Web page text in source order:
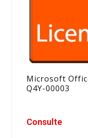
Microsoft
Q4Y-00003
Consulte